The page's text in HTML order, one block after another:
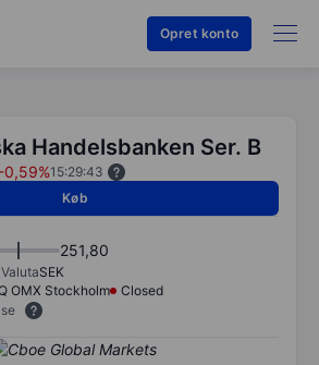
Opret konto
Handelsbanken Ser. B
-0,59%15:29:43
Køb
251,80
ValutaSEK
OMX Stockholm
Closed